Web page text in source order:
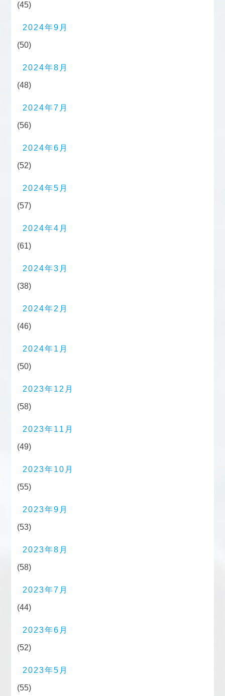
(45)
2024年9月
(50)
2024年8月
(48)
2024年7月
(56)
2024年6月
(52)
2024年5月
(57)
2024年4月
(61)
2024年3月
(38)
2024年2月
(46)
2024年1月
(50)
2023年12月
(58)
2023年11月
(49)
2023年10月
(55)
2023年9月
(53)
2023年8月
(58)
2023年7月
(44)
2023年6月
(52)
2023年5月
(55)